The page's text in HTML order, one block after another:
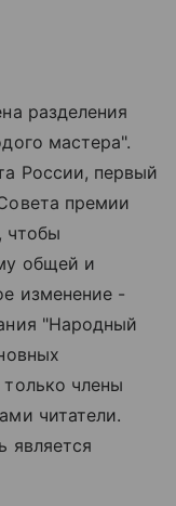
разделения
мастера".
России, первый
премии
чтобы
общей и
изменение -
"Народный
члены
читатели.
является